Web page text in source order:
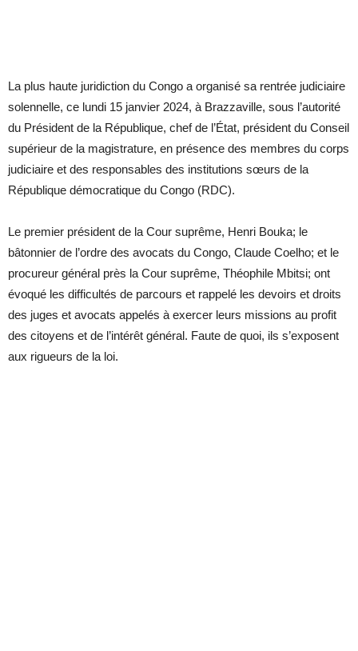
La plus haute juridiction du Congo a organisé sa rentrée judiciaire
solennelle, ce lundi 15 janvier 2024, à Brazzaville, sous l’autorité
du Président de la République, chef de l’État, président du Conseil
supérieur de la magistrature, en présence des membres du corps
judiciaire et des responsables des institutions sœurs de la
République démocratique du Congo (RDC).
Le premier président de la Cour suprême, Henri Bouka; le
bâtonnier de l’ordre des avocats du Congo, Claude Coelho; et le
procureur général près la Cour suprême, Théophile Mbitsi; ont
évoqué les difficultés de parcours et rappelé les devoirs et droits
des juges et avocats appelés à exercer leurs missions au profit
des citoyens et de l’intérêt général. Faute de quoi, ils s’exposent
aux rigueurs de la loi.